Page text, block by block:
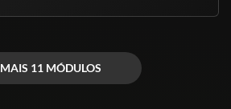
MAIS 11 MÓDULOS